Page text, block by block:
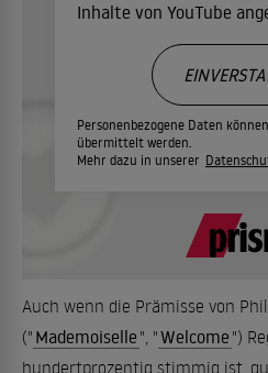
Inhalte von YouTube
Personenbezogene Daten
übermittelt werden.
Mehr dazu in unserer
Auch wenn die Prämisse von
(" Mademoiselle ", "Welcome ")
hundertprozentig stimmig ist,